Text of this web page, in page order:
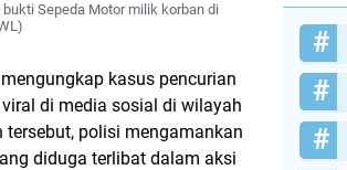
Sepeda Motor milik korban di
kasus pencurian
di media sosial di wilayah
polisi mengamankan
diduga terlibat dalam aksi